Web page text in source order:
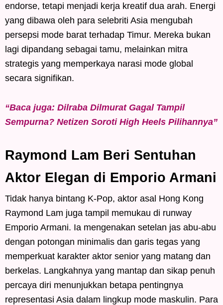
endorse, tetapi menjadi kerja kreatif dua arah. Energi
yang dibawa oleh para selebriti Asia mengubah
persepsi mode barat terhadap Timur. Mereka bukan
lagi dipandang sebagai tamu, melainkan mitra
strategis yang memperkaya narasi mode global
secara signifikan.
“Baca juga: Dilraba Dilmurat Gagal Tampil
Sempurna? Netizen Soroti High Heels Pilihannya”
Raymond Lam Beri Sentuhan
Aktor Elegan di Emporio Armani
Tidak hanya bintang K-Pop, aktor asal Hong Kong
Raymond Lam juga tampil memukau di runway
Emporio Armani. Ia mengenakan setelan jas abu-abu
dengan potongan minimalis dan garis tegas yang
memperkuat karakter aktor senior yang matang dan
berkelas. Langkahnya yang mantap dan sikap penuh
percaya diri menunjukkan betapa pentingnya
representasi Asia dalam lingkup mode maskulin. Para